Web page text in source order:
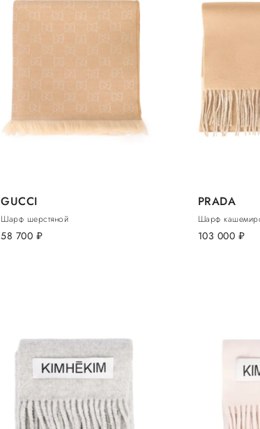
GUCCI
Шарф шерстяной
58 700 руб.
PRADA
Шарф
103 000 руб.